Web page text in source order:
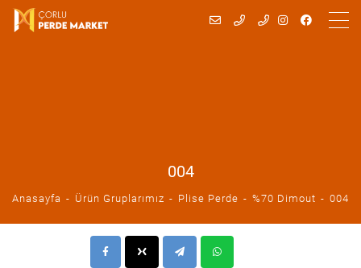
004
Anasayfa Ürün Gruplarımız Plise Perde %70 Dimout 004